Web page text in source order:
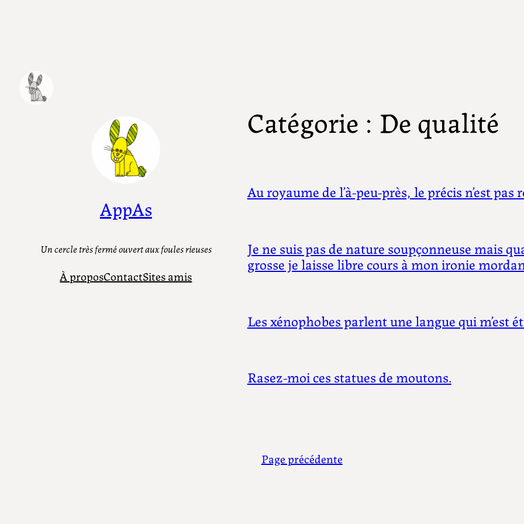
AppAs
Un cercle très fermé ouvert aux foules rieuses
À proposContactSites amis
Catégorie : De qualité
Au royaume de l’à-peu-près, le précis n’est pas
Je ne suis pas de nature soupçonneuse mais
grosse je laisse libre cours à mon ironie
Les xénophobes parlent une langue qui m’est
Rasez-moi ces statues de moutons.
Page précédente